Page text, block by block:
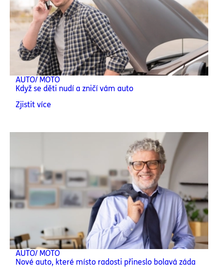
AUTO/ MOTO
Když se děti nudí a zničí vám auto
Zjistit více
AUTO/ MOTO
Nové auto, které místo radosti přineslo bolavá záda